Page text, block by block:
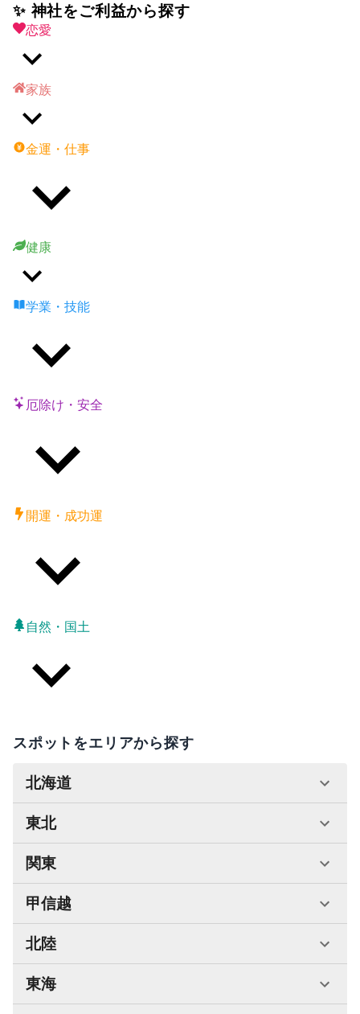
✨ 神社をご利益から探す
恋愛
家族
金運・仕事
健康
学業・技能
厄除け・安全
開運・成功運
自然・国土
スポットをエリアから探す
北海道
東北
関東
甲信越
北陸
東海